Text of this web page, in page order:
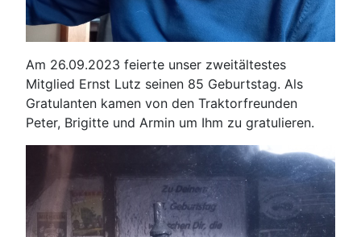
Am 26.09.2023 feierte unser zweitältestes
Mitglied Ernst Lutz seinen 85 Geburtstag. Als
Gratulanten kamen von den Traktorfreunden
Peter, Brigitte und Armin um Ihm zu gratulieren.